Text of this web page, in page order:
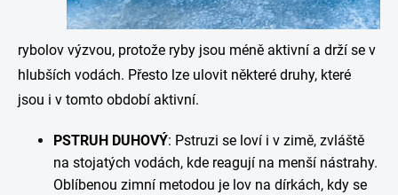
rybolov výzvou, protože ryby jsou méně aktivní a drží se v
hlubších vodách. Přesto lze ulovit některé druhy, které
jsou i v tomto období aktivní.
PSTRUH DUHOVÝ: Pstruzi se loví i v zimě, zvláště
na stojatých vodách, kde reagují na menší nástrahy.
Oblíbenou zimní metodou je lov na dírkách, kdy se